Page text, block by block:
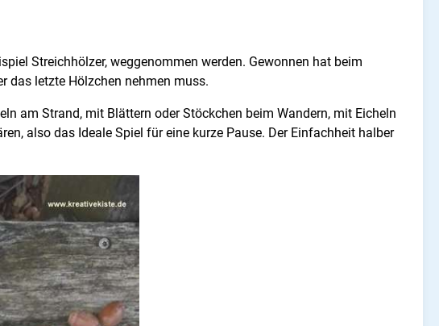
Streichhölzer, weggenommen werden. Gewonnen hat beim
das letzte Hölzchen nehmen muss.
am Strand, mit Blättern oder Stöckchen beim Wandern, mit Eicheln
also das Ideale Spiel für eine kurze Pause. Der Einfachheit halber